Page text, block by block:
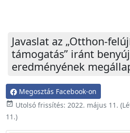
Javaslat az „Otthon-
támogatás” iránt
eredményének
Megosztás Facebook-on
event_available Utolsó frissítés: 2022. május 11.
11.)